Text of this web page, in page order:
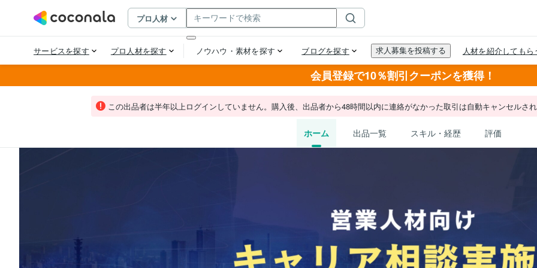
会員登録で10％割引クーポンを獲得！
この出品者は半年以上ログインしていません。購入後、出品者から48時間以内に連絡がなかった取引は自動キャンセルさ
ホーム 出品一覧 スキル・経歴 評価